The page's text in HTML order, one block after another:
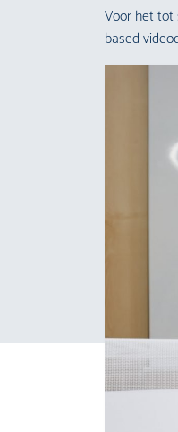
Voor het tot
based